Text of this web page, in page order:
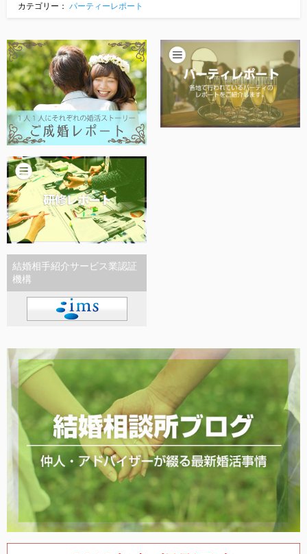
結婚相手紹介サービス業認証
機構
カテゴリー： パーティーレポート